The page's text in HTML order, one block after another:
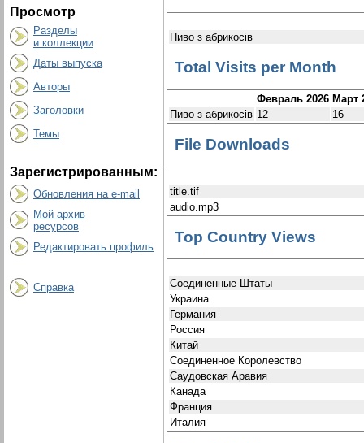
Просмотр
Разделы
и коллекции
Даты выпуска
Авторы
Заголовки
Темы
Зарегистрированным:
Обновления на e-mail
Мой архив
ресурсов
Редактировать профиль
Справка
Пиво з абрикосів
Total Visits per Month
Февраль 2026 Март
Пиво з абрикосів 12 16
File Downloads
title.tif
audio.mp3
Top Country Views
Соединенные Штаты
Украина
Германия
Россия
Китай
Соединенное Королевство
Саудовская Аравия
Канада
Франция
Италия